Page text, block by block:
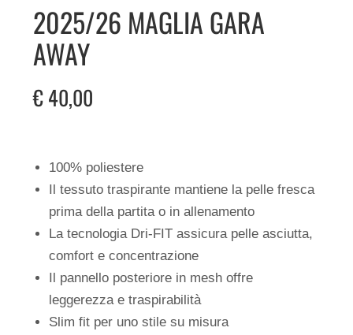
2025/26 MAGLIA GARA
AWAY
€40,00
100% poliestere
Il tessuto traspirante mantiene la pelle fresca
prima della partita o in allenamento
La tecnologia Dri-FIT assicura pelle asciutta,
comfort e concentrazione
Il pannello posteriore in mesh offre
leggerezza e traspirabilità
Slim fit per uno stile su misura